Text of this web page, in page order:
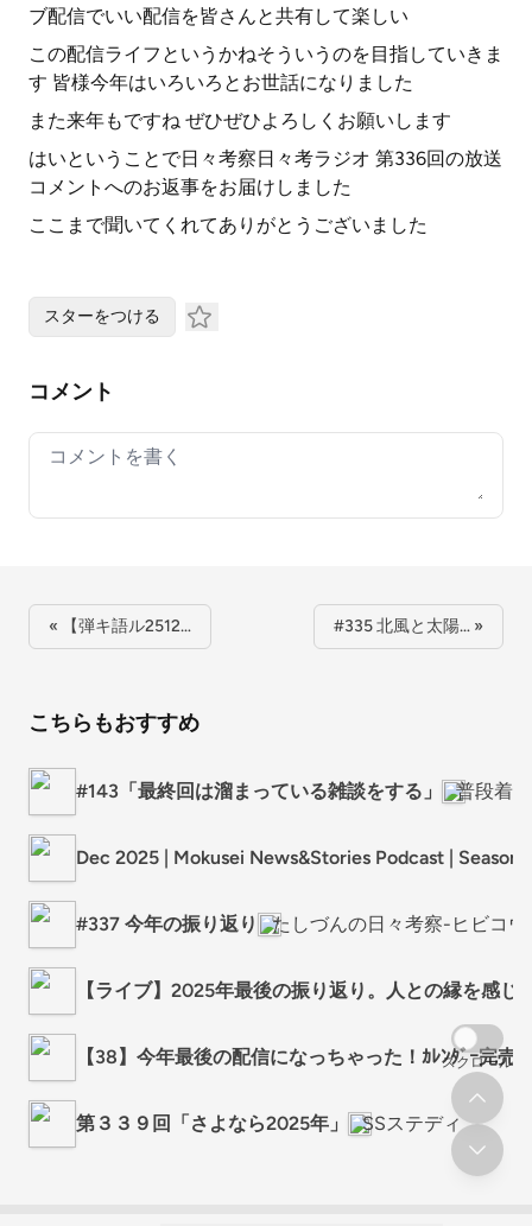
ブ配信でいい配信を皆さんと共有して楽しい
この配信ライフというかねそういうのを目指していきま
す 皆様今年はいろいろとお世話になりました
また来年もですね ぜひぜひよろしくお願いします
はいということで日々考察日々考ラジオ 第336回の放送
コメントへのお返事をお届けしました
ここまで聞いてくれてありがとうございました
スターをつける
コメント
Your comment
« 【弾キ語ル2512… #335 北風と太陽… »
こちらもおすすめ
#143「最終回は溜まっている雑談をする」 普段着
Dec 2025 | Mokusei News&Stories Podcast |
#337 今年の振り返り たしづんの日々考察-ヒビコウ
【ライブ】2025年最後の振り返り。人との縁を感じ
【38】今年最後の配信になっちゃった！ｶﾚﾝﾀﾞｰ完売/
第３３９回「さよなら2025年」 SSステディ
スクロール